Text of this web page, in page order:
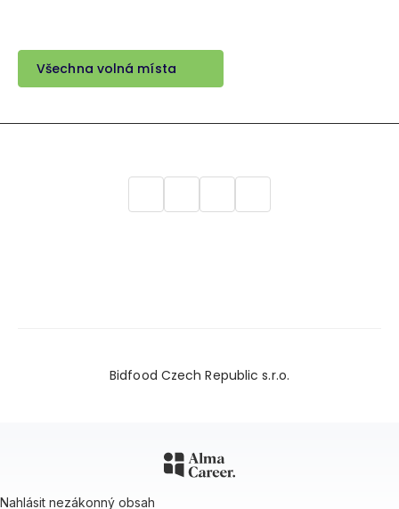
Všechna volná místa
Bidfood Czech Republic s.r.o.
Nahlásit nezákonný obsah